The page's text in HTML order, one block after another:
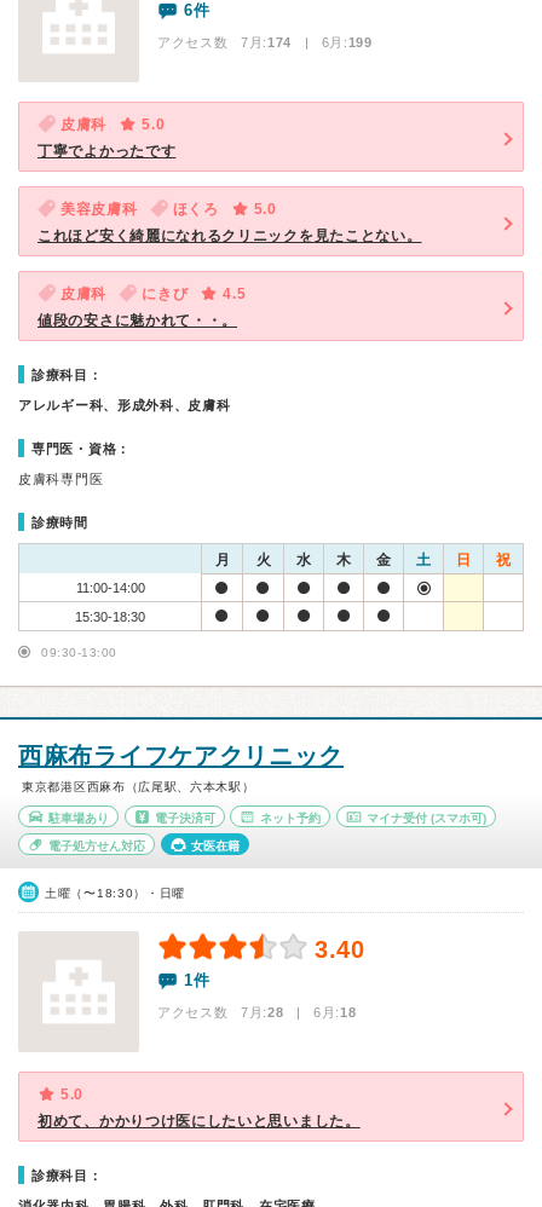
6件
アクセス数 7月:174 | 6月:199
皮膚科
5.0
丁寧でよかったです
美容皮膚科 ほくろ
5.0
これほど安く綺麗になれるクリニックを見たことない。
皮膚科 にきび
4.5
値段の安さに魅かれて・・。
診療科目：
アレルギー科、形成外科、皮膚科
専門医・資格：
皮膚科専門医
診療時間
月 火 水 木 金 土 日 祝
11:00-14:00
15:30-18:30
09:30-13:00
西麻布ライフケアクリニック
東京都港区西麻布（広尾駅、六本木駅）
駐車場あり 電子決済可 ネット予約 マイナ受付 (スマホ可)
電子処方せん対応 女医在籍
土曜（〜18:30）・日曜
3.40
1件
アクセス数 7月:28 | 6月:18
5.0
初めて、かかりつけ医にしたいと思いました。
診療科目：